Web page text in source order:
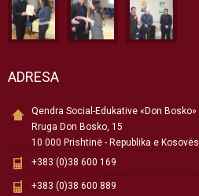
ADRESA
Qendra Social-Edukative «Don Bosko»
Rruga Don Bosko, 15
10 000 Prishtinë - Republika e Kosovës
+383 (0)38 600 169
+383 (0)38 600 889